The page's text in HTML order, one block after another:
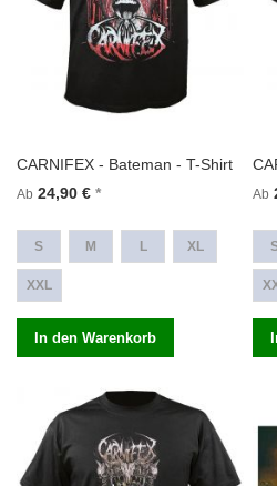
CARNIFEX - Bateman - T-Shirt
Ab 24,90 €
S M L XL
XXL
In den Warenkorb
Ab